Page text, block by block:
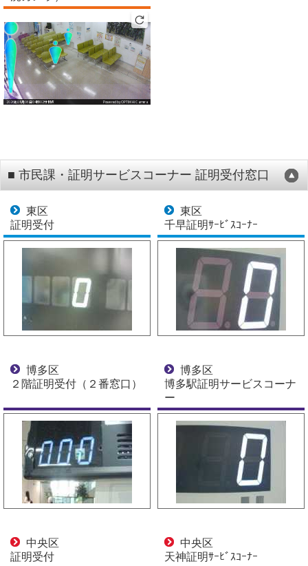
■ 市民課・証明サービスコーナー 証明受付窓口
東区
証明受付
東区
千早証明ｻｰﾋﾞｽｺｰﾅｰ
博多区
２階証明受付（２番窓口）
博多区
博多駅証明サービスコーナ
ー
中央区
証明受付
中央区
天神証明ｻｰﾋﾞｽｺｰﾅｰ